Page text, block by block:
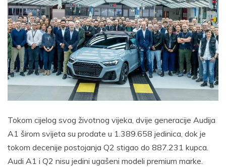
Tokom cijelog svog životnog vijeka, dvije generacije Audija
A1 širom svijeta su prodate u 1.389.658 jedinica, dok je
tokom decenije postojanja Q2 stigao do 887.231 kupca.
Audi A1 i Q2 nisu jedini ugašeni modeli premium marke.